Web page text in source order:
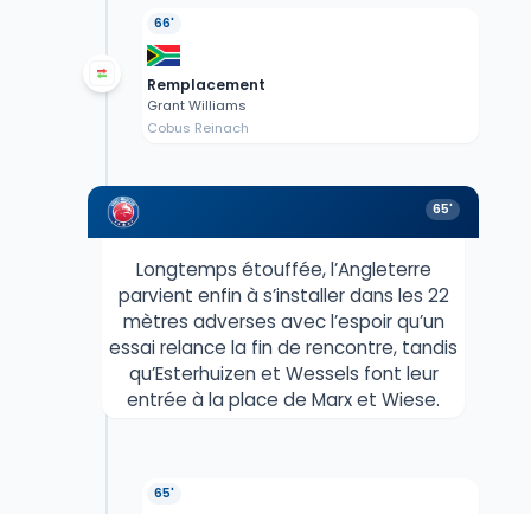
66'
Remplacement
Grant Williams
Cobus Reinach
65'
Longtemps étouffée, l’Angleterre
parvient enfin à s’installer dans les 22
mètres adverses avec l’espoir qu’un
essai relance la fin de rencontre, tandis
qu’Esterhuizen et Wessels font leur
entrée à la place de Marx et Wiese.
65'